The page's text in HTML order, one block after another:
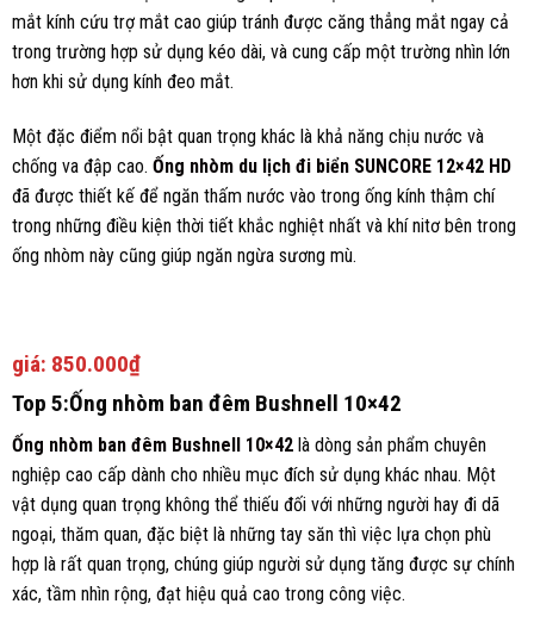
mắt kính cứu trợ mắt cao giúp tránh được căng thẳng mắt ngay cả
trong trường hợp sử dụng kéo dài, và cung cấp một trường nhìn lớn
hơn khi sử dụng kính đeo mắt.
Một đặc điểm nổi bật quan trọng khác là khả năng chịu nước và
chống va đập cao. Ống nhòm du lịch đi biển SUNCORE 12×42 HD
đã được thiết kế để ngăn thấm nước vào trong ống kính thậm chí
trong những điều kiện thời tiết khắc nghiệt nhất và khí nitơ bên trong
ống nhòm này cũng giúp ngăn ngừa sương mù.
giá: 850.000₫
Top 5:Ống nhòm ban đêm Bushnell 10×42
Ống nhòm ban đêm Bushnell 10×42 là dòng sản phẩm chuyên
nghiệp cao cấp dành cho nhiều mục đích sử dụng khác nhau. Một
vật dụng quan trọng không thể thiếu đối với những người hay đi dã
ngoại, thăm quan, đặc biệt là những tay săn thì việc lựa chọn phù
hợp là rất quan trọng, chúng giúp người sử dụng tăng được sự chính
xác, tầm nhìn rộng, đạt hiệu quả cao trong công việc.